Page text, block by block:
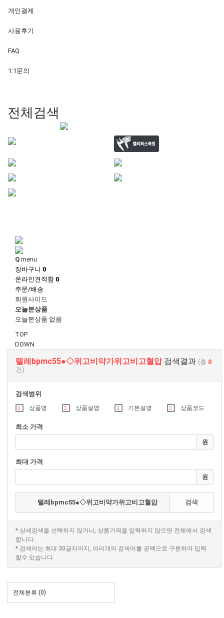
개인결제
사용후기
FAQ
1:1문의
전체검색
1
Q menu
장바구니 0
온라인견적함 0
주문/배송
회원사이드
오늘본상품
오늘본상품 없음
TOP
DOWN
텔레bpmc55●◇위고비약가위고비고혈압검색결과 (총 0
건)
검색범위
상품명 상품설명 기본설명 상품코드
최소 가격
원
최대 가격
원
검색
* 상세검색을 선택하지 않거나, 상품가격을 입력하지 않으면 전체에서 검색
합니다.
* 검색어는 최대 30글자까지, 여러개의 검색어를 공백으로 구분하여 입력
할수 있습니다.
전체분류 (0)